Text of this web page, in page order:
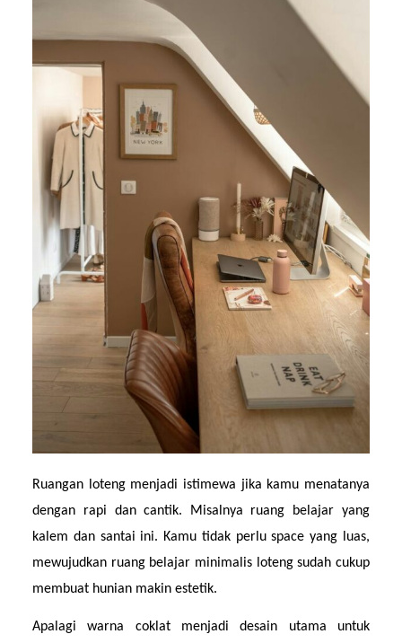
Ruangan loteng menjadi istimewa jika kamu menatanya
dengan rapi dan cantik. Misalnya ruang belajar yang
kalem dan santai ini. Kamu tidak perlu space yang luas,
mewujudkan ruang belajar minimalis loteng sudah cukup
membuat hunian makin estetik.
Apalagi warna coklat menjadi desain utama untuk